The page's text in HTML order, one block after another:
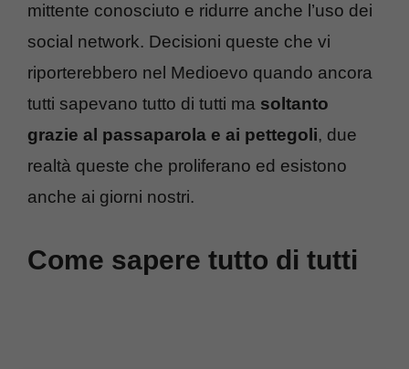
mittente conosciuto e ridurre anche l’uso dei
social network. Decisioni queste che vi
riporterebbero nel Medioevo quando ancora
tutti sapevano tutto di tutti ma soltanto
grazie al passaparola e ai pettegoli, due
realtà queste che proliferano ed esistono
anche ai giorni nostri.
Come sapere tutto di tutti